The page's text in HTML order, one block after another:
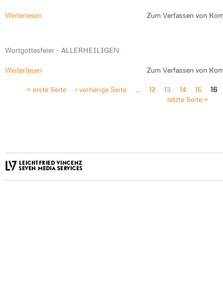
Weiterlesen Zum Verfassen von
Wortgottesfeier - ALLERHEILIGEN
Weiterlesen Zum Verfassen von
« erste Seite ‹ vorherige Seite … 12 13 14 15
16
letzte Seite »